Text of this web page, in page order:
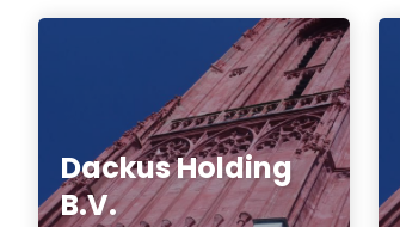
Dackus Holding
B.V.